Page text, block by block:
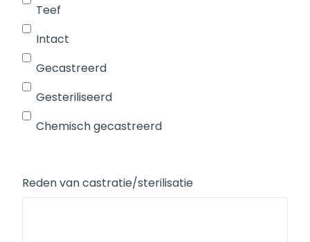
Teef
Intact
Gecastreerd
Gesteriliseerd
Chemisch gecastreerd
Reden van castratie/sterilisatie